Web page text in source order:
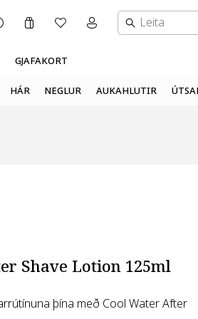
Karfa ÓskalistiMínar síður
GJAFAKORT
HÁR NEGLUR AUKAHLUTIR
Shave Lotion 125ml
þína með Cool Water After